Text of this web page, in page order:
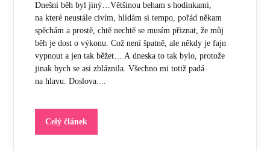
Dnešní běh byl jiný…Většinou beham s hodinkami,
na které neustále civím, hlídám si tempo, pořád někam
spěchám a prostě, chtě nechtě se musím přiznat, že můj
běh je dost o výkonu. Což není špatně, ale někdy je fajn
vypnout a jen tak běžet… A dneska to tak bylo, protože
jinak bych se asi zbláznila. Všechno mi totiž padá
na hlavu. Doslova....
Celý článek